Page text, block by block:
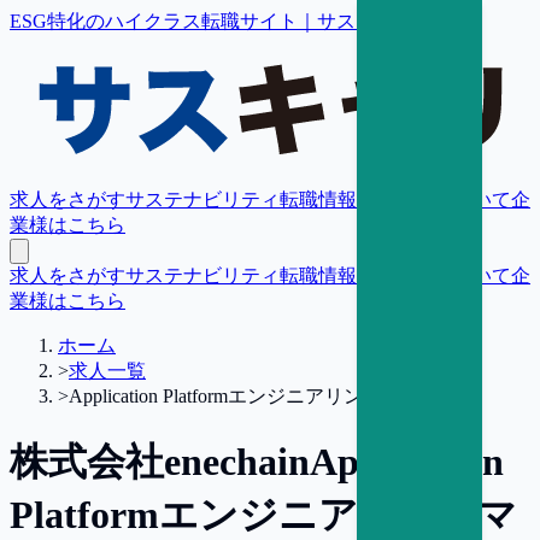
ESG特化のハイクラス転職サイト｜サスキャリ
求人をさがすサステナビリティ転職情報 転職支援について企
業様はこちら
求人をさがすサステナビリティ転職情報 転職支援について企
業様はこちら
ホーム
>求人一覧
>Application Platformエンジニアリングマネジャー
株式会社enechainApplication
Platformエンジニアリングマ